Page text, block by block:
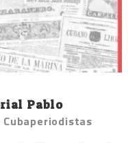
Pablo
Cubaperiodistas